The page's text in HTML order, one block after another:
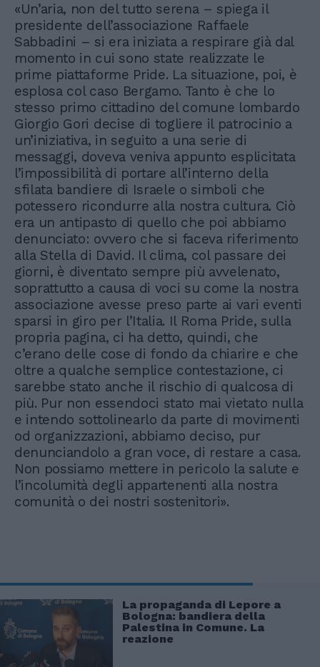
«Un’aria, non del tutto serena – spiega il
presidente dell’associazione Raffaele
Sabbadini – si era iniziata a respirare già dal
momento in cui sono state realizzate le
prime piattaforme Pride. La situazione, poi, è
esplosa col caso Bergamo. Tanto è che lo
stesso primo cittadino del comune lombardo
Giorgio Gori decise di togliere il patrocinio a
un’iniziativa, in seguito a una serie di
messaggi, doveva veniva appunto esplicitata
l’impossibilità di portare all’interno della
sfilata bandiere di Israele o simboli che
potessero ricondurre alla nostra cultura. Ciò
era un antipasto di quello che poi abbiamo
denunciato: ovvero che si faceva riferimento
alla Stella di David. Il clima, col passare dei
giorni, è diventato sempre più avvelenato,
soprattutto a causa di voci su come la nostra
associazione avesse preso parte ai vari eventi
sparsi in giro per l’Italia. Il Roma Pride, sulla
propria pagina, ci ha detto, quindi, che
c’erano delle cose di fondo da chiarire e che
oltre a qualche semplice contestazione, ci
sarebbe stato anche il rischio di qualcosa di
più. Pur non essendoci stato mai vietato nulla
e intendo sottolinearlo da parte di movimenti
od organizzazioni, abbiamo deciso, pur
denunciandolo a gran voce, di restare a casa.
Non possiamo mettere in pericolo la salute e
l’incolumità degli appartenenti alla nostra
comunità o dei nostri sostenitori».
La propaganda di Lepore a
Bologna: bandiera della
Palestina in Comune. La
reazione